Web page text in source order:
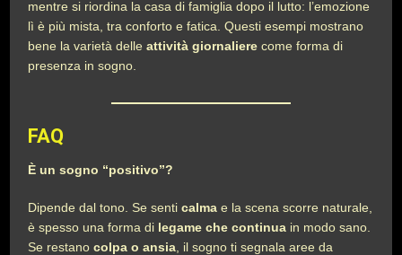
mentre si riordina la casa di famiglia dopo il lutto: l’emozione
lì è più mista, tra conforto e fatica. Questi esempi mostrano
bene la varietà delleattività giornaliere come forma di
presenza in sogno.
FAQ
È un sogno “positivo”?
Dipende dal tono. Se senticalma e la scena scorre naturale,
è spesso una forma di legame che continua in modo sano.
Se restanocolpa o ansia , il sogno ti segnala aree da